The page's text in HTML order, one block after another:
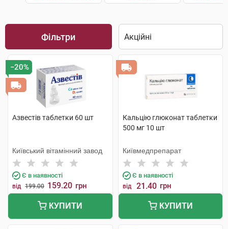
Фільтри
−20%
Азвестів таблетки 60 шт
Київський вітамінний завод
Є в наявності
від 199.00 159.20 грн
КУПИТИ
Кальцію глюконат таблетки
500 мг 10 шт
Київмедпрепарат
Є в наявності
від 21.40 грн
КУПИТИ